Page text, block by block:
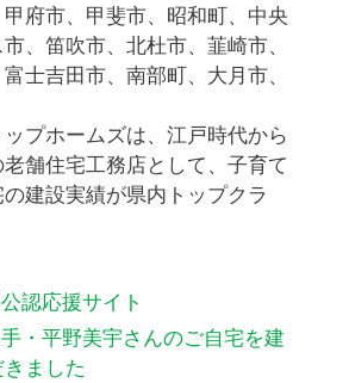
甲府市、甲斐市、昭和町、中央
、笛吹市、北杜市、韮崎市、
士吉田市、南部町、大月市、
ップホームズは、江戸時代から
舗住宅工務店として、子育て
建設実績が県内トップクラ
認応援サイト
・平野美宇さんのご自宅を建
ました